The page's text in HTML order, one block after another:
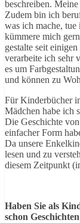
beschreiben.
Zudem bin ich
was ich mache,
kümmere mich
gestalte seit
verarbeite ich sehr
es um
und können zu
Für Kinderbücher
Mädchen habe ich
Die Geschichte
einfacher Form
Da unsere
lesen und zu
diesem Zeitpunkt
Haben Sie als
schon